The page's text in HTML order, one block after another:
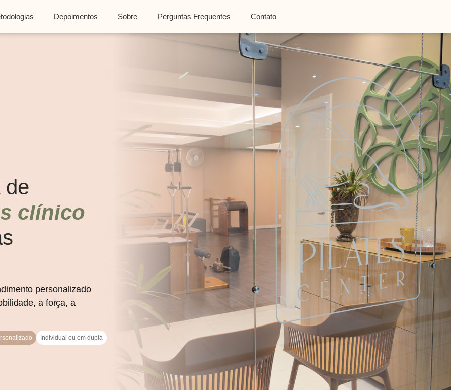
Depoimentos Sobre Perguntas Frequentes Contato
de
clínico
personalizado
a força, a
Individual ou em dupla